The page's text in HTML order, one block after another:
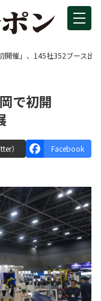
開催」、145社352ブース出展
で初開
） Facebook